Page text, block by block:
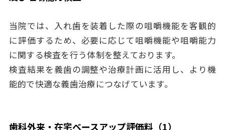
当院では、入れ歯を装着した際の咀嚼機能を客観的
に評価するため、必要に応じて咀嚼機能や咀嚼能力
に関する検査を行う体制を整えております。
検査結果を義歯の調整や治療計画に活用し、より機
能的で快適な義歯治療につなげています。
歯科外来・在宅ベースアップ評価料（1）